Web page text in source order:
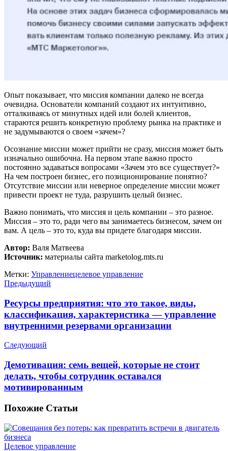
Опыт показывает, что миссия компании далеко не всегда
очевидна. Основатели компаний создают их интуитивно,
отталкиваясь от минутных идей или болей клиентов,
стараются решить конкретную проблему рынка на практике и
не задумываются о своем «зачем»?
Осознание миссии может прийти не сразу, миссия может быть
изначально ошибочна. На первом этапе важно просто
постоянно задаваться вопросами «Зачем это все существует?»
На чем построен бизнес, его позиционирование понятно?
Отсутствие миссии или неверное определение миссии может
привести проект не туда, разрушить целый бизнес.
Важно понимать, что миссия и цель компании – это разное.
Миссия – это то, ради чего вы занимаетесь бизнесом, зачем он
вам. А цель – это то, куда вы придете благодаря миссии.
Автор: Валя Матвеева
Источник: материалы сайта marketolog.mts.ru
Метки: Управлениецелевое управление
Предыдущий
Ресурсы предприятия: что это такое, виды,
классификация, характеристика — управление
внутренними резервами организации
Следующий
Демотивация: семь вещей, которые не стоит
делать, чтобы сотрудник оставался
мотивированным
Похожие Статьи
Целевое управление